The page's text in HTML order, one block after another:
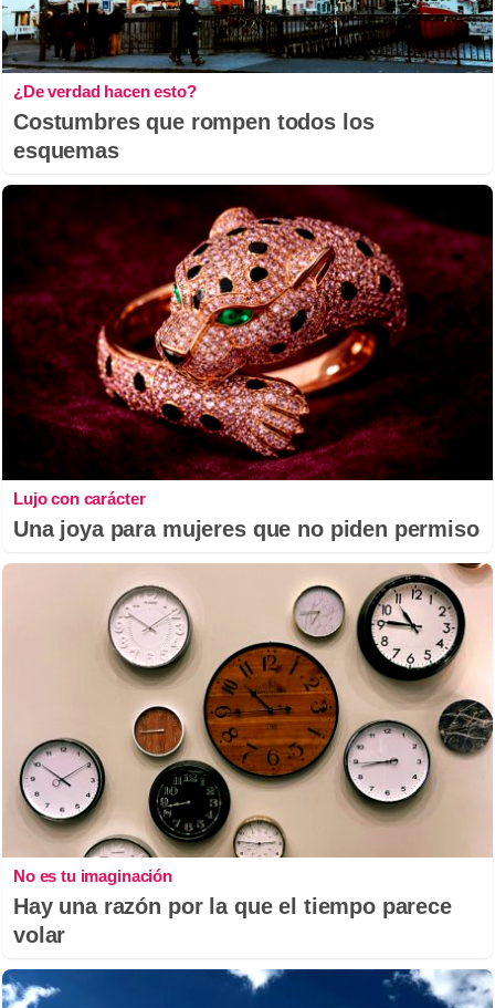
¿De verdad hacen esto?
Costumbres que rompen todos los
esquemas
Lujo con carácter
Una joya para mujeres que no piden permiso
No es tu imaginación
Hay una razón por la que el tiempo parece
volar